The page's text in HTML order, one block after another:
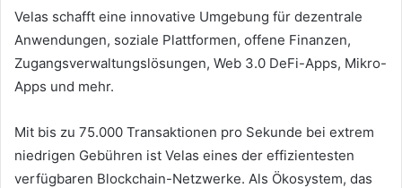
Velas schafft eine innovative Umgebung für dezentrale
Anwendungen, soziale Plattformen, offene Finanzen,
Zugangsverwaltungslösungen, Web 3.0 DeFi-Apps, Mikro-
Apps und mehr.
Mit bis zu 75.000 Transaktionen pro Sekunde bei extrem
niedrigen Gebühren ist Velas eines der effizientesten
verfügbaren Blockchain-Netzwerke. Als Ökosystem, das